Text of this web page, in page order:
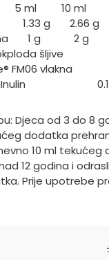
5 ml 10 ml
g 2.66 g
vlakna 1 g 2
ploda šljive
FM06 vlakna
Inulin 0.16
Djeca od 3 do 8
dodatka
10 ml tekućeg
12 godina i
Prije upotrebe